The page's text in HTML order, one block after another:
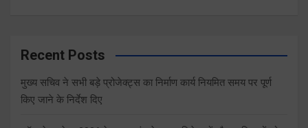
Recent Posts
मुख्य सचिव ने सभी बड़े प्रोजेक्ट्स का निर्माण कार्य नियमित समय पर पूर्ण
किए जाने के निर्देश दिए